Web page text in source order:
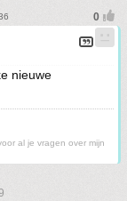
nieuwe
al je vragen over mijn